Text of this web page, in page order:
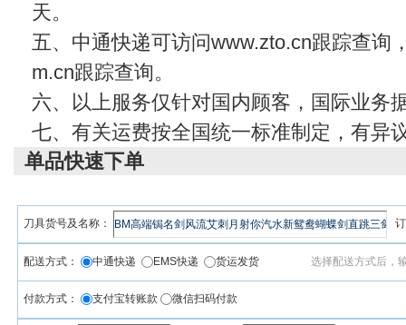
天。
五、中通快递可访问www.zto.cn跟踪查询
m.cn跟踪查询。
六、以上服务仅针对国内顾客，国际业务
七、有关运费按全国统一标准制定，有异
单品快速下单
刀具货号及名称：
配送方式： 中通快递 EMS快递 货运发货 选择配送方式后，
付款方式： 支付宝转账款 微信扫码付款